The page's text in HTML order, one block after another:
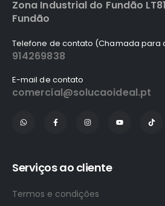
Zona Industrial do Fundão
Fundão
Telefone de contato (Chamada para
914269838
E-mail de contato
comercial@solucaoideal.pt
Serviços ao cliente
Termos e condições